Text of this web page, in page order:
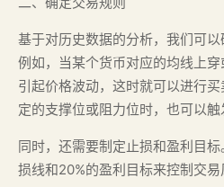
基于对历史数据的分析，我们可以
例如，当某个货币对应的均线上
引起价格波动，这时就可以进行
定的支撑位或阻力位时，也可以触
同时，还需要制定止损和盈利目
损线和20%的盈利目标来控制交易